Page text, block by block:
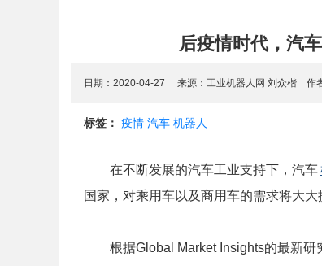
后疫情时代，汽
日期：2020-04-27 来源：工业机器人网 刘众楷 作
标签： 疫情 汽车 机器人
在不断发展的汽车工业支持下，汽车
国家，对乘用车以及商用车的需求将大
根据Global Market Insights的最新研